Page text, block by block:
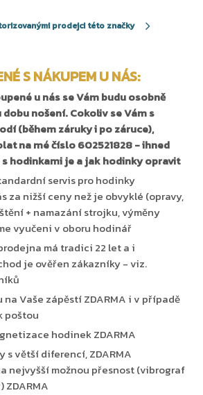
prodejci této značky
S NÁKUPEM U NÁS:
u nás se Vám budu osobně
nošení. Cokoliv se Vám s
(během záruky i po záruce),
na mé číslo 602521828 - ihned
s hodinkami je a jak hodinky opravit
servis pro hodinky
za nižší ceny než je obvyklé (opravy,
+ namazání strojku, výměny
vyučeni v oboru hodinář
má tradici 22 let a i
je ověřen zákazníky - viz.
na Vaše zápěstí ZDARMA i v případě
poštou
hodinek ZDARMA
větší diferencí, ZDARMA
nejvyšší možnou přesnost (vibrograf
ZDARMA